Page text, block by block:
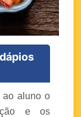
ao aluno o
e os